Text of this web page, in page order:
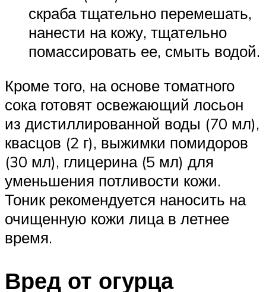
скраба тщательно перемешать,
нанести на кожу, тщательно
помассировать ее, смыть водой.
Кроме того, на основе томатного
сока готовят освежающий лосьон
из дистиллированной воды (70 мл),
квасцов (2 г), выжимки помидоров
(30 мл), глицерина (5 мл) для
уменьшения потливости кожи.
Тоник рекомендуется наносить на
очищенную кожи лица в летнее
время.
Вред от огурца